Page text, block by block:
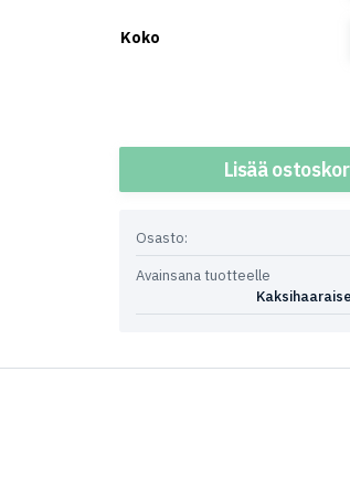
Koko
Lisää
Osasto:
Avainsana tuotteelle